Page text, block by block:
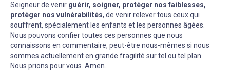
Seigneur de venir guérir, soigner, protéger nos faiblesses,
protéger nos vulnérabilités, de venir relever tous ceux qui
souffrent, spécialement les enfants et les personnes âgées.
Nous pouvons confier toutes ces personnes que nous
connaissons en commentaire, peut-être nous-mêmes si nous
sommes actuellement en grande fragilité sur tel ou tel plan.
Nous prions pour vous. Amen.